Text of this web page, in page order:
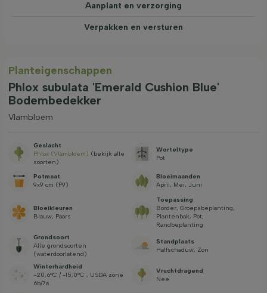
Aanplant en verzorging
Verpakken en versturen
Planteigenschappen
Phlox subulata 'Emerald Cushion Blue'
Bodembedekker
Vlambloem
Geslacht
Phlox (Vlambloem) (bekijk alle
soorten)
Worteltype
Pot
Potmaat
9x9 cm (P9)
Bloeimaanden
April, Mei, Juni
Bloeikleuren
Blauw, Paars
Toepassing
Border, Groepsbeplanting,
Plantenbak, Pot,
Randbeplanting
Grondsoort
Alle grondsoorten
(waterdoorlatend)
Standplaats
Halfschaduw, Zon
Winterhardheid
-20,6°C / -15,0°C , USDA zone
6b/7a
Vruchtdragend
Nee